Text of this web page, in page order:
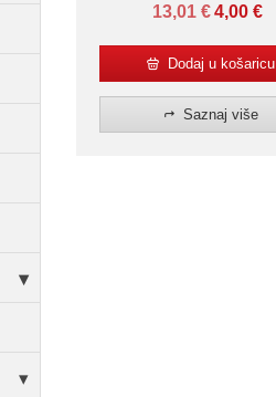
13,01 € 4,00 €
Dodaj u košaricu
Saznaj više